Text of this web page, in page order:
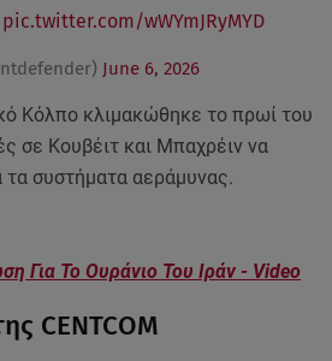
pic.twitter.com/wWYmJRyMYD
June 6, 2026
Κόλπο κλιμακώθηκε το πρωί του
σε Κουβέιτ και Μπαχρέιν να
τα συστήματα αεράμυνας.
Για Το Ουράνιο Του Ιράν - Video
CENTCOM